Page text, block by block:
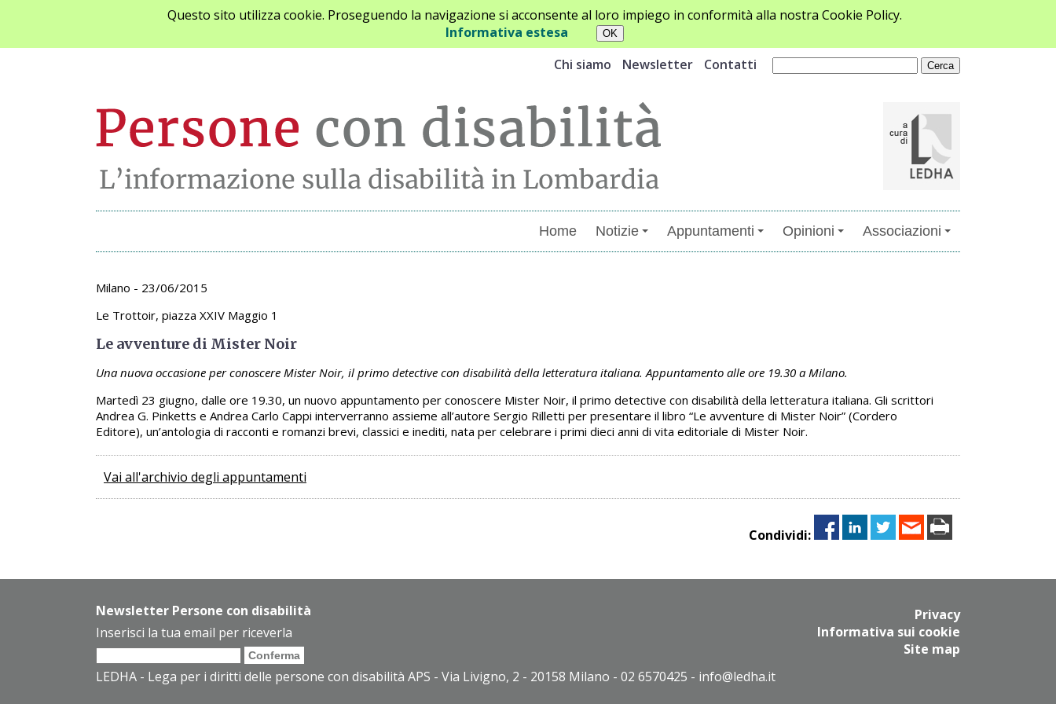
Questo sito utilizza cookie. Proseguendo la navigazione si acconsente al loro impiego in conformità alla nostra Cookie Policy.
Informativa estesa
Chi siamo
Newsletter Contatti
Home Notizie Appuntamenti Opinioni Associazioni
Archivio appuntamenti
Milano - 23/06/2015
Le Trottoir, piazza XXIV Maggio 1
Le avventure di Mister Noir
Una nuova occasione per conoscere Mister Noir, il primo detective con disabilità della letteratura italiana. Appuntamento alle ore 19.30 a Milano.
Martedì 23 giugno, dalle ore 19.30, un nuovo appuntamento per conoscere Mister Noir, il primo detective con disabilità della letteratura italiana. Gli scrittori
Andrea G. Pinketts e Andrea Carlo Cappi interverranno assieme all’autore Sergio Rilletti per presentare il libro “Le avventure di Mister Noir” (Cordero
Editore), un’antologia di racconti e romanzi brevi, classici e inediti, nata per celebrare i primi dieci anni di vita editoriale di Mister Noir.
Vai all'archivio degli appuntamenti
Condividi:
Newsletter Persone con disabilità
Inserisci la tua email per riceverla
Privacy
Informativa sui cookie
Site map
LEDHA - Lega per i diritti delle persone con disabilità APS - Via Livigno, 2 - 20158 Milano - 02 6570425 - info@ledha.it